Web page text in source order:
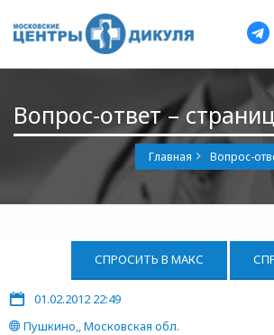
Вопрос-ответ –
Главная Вопрос-
СПРОСИТЬ В МАКС
01.02.2012 22:49
Пушкино,, Московская обл.